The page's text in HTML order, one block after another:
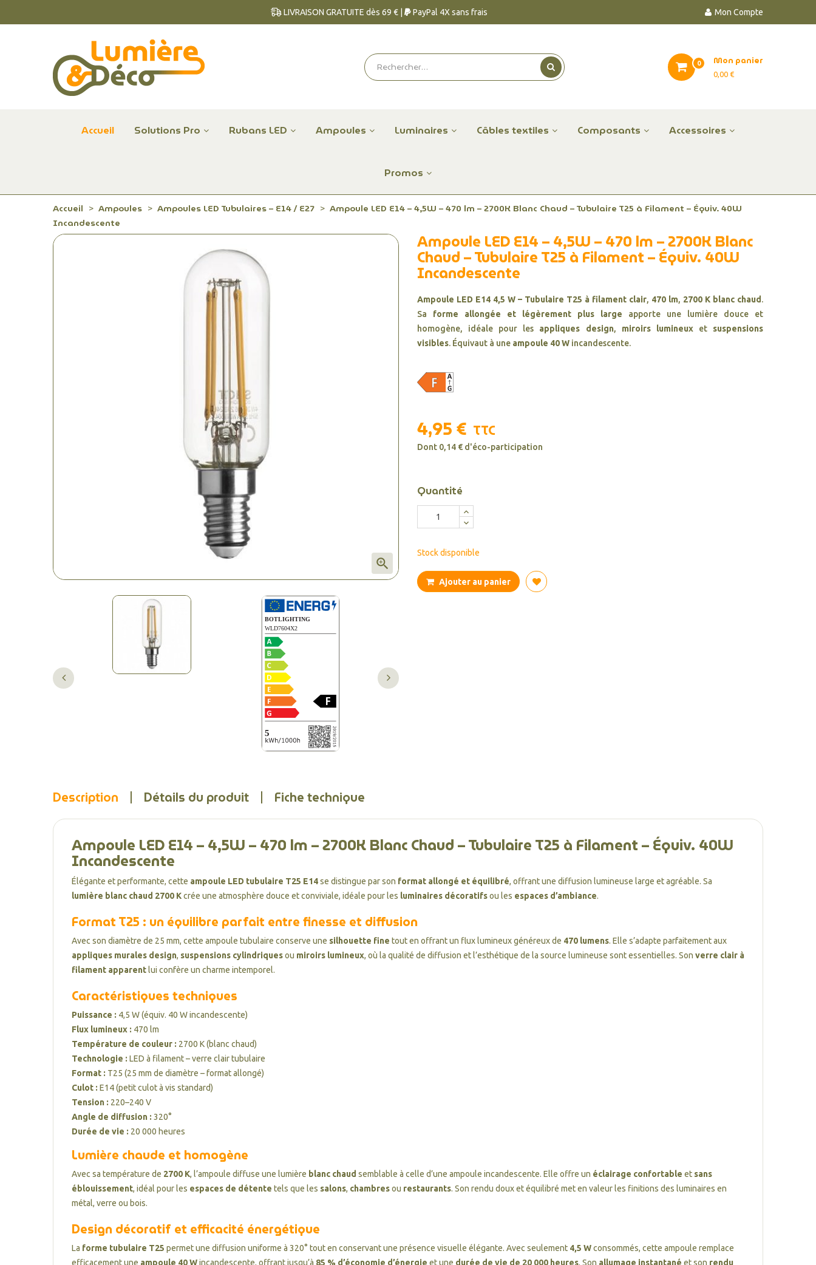
Mon Compte
LIVRAISON GRATUITE dès 69 € | PayPal 4X sans frais
Mon panier
0,00 €
0
Accueil Solutions Pro Rubans LED Ampoules Luminaires Câbles textiles Composants Accessoires
Promos
Accueil Ampoules Ampoules LED Tubulaires – E14 / E27
Ampoule LED E14 – 4,5W – 470 lm – 2700K Blanc Chaud – Tubulaire T25 à Filament – Équiv. 40W
Incandescente

Ampoule LED E14 – 4,5W – 470 lm – 2700K Blanc
Chaud – Tubulaire T25 à Filament – Équiv. 40W
Incandescente
Ampoule LED E14 4,5 W – Tubulaire T25 à filament clair, 470 lm, 2700 K blanc chaud .
Sa forme allongée et légèrement plus large apporte une lumière douce et
homogène, idéale pour les appliques design, miroirs lumineuxet suspensions
visibles. Équivaut à une ampoule 40 W incandescente.
4,95 € TTC
Dont 0,14 € d'éco-participation
Quantité
Stock disponible
Ajouter au panier
Description Détails du produit Fiche technique
Ampoule LED E14 – 4,5W – 470 lm – 2700K Blanc Chaud – Tubulaire T25 à Filament – Équiv. 40W
Incandescente
Élégante et performante, cette ampoule LED tubulaire T25 E14se distingue par son format allongé et équilibré, offrant une diffusion lumineuse large et agréable. Sa
lumière blanc chaud 2700 Kcrée une atmosphère douce et conviviale, idéale pour les luminaires décoratifsou les espaces d’ambiance.
Format T25 : un équilibre parfait entre finesse et diffusion
Avec son diamètre de 25 mm, cette ampoule tubulaire conserve une silhouette fine tout en offrant un flux lumineux généreux de 470 lumens. Elle s’adapte parfaitement aux
appliques murales design, suspensions cylindriquesou miroirs lumineux, où la qualité de diffusion et l’esthétique de la source lumineuse sont essentielles. Son verre clair à
filament apparent lui confère un charme intemporel.
Caractéristiques techniques
Puissance : 4,5 W (équiv. 40 W incandescente)
Flux lumineux : 470 lm
Température de couleur : 2700 K (blanc chaud)
Technologie : LED à filament – verre clair tubulaire
Format : T25 (25 mm de diamètre – format allongé)
Culot : E14 (petit culot à vis standard)
Tension : 220–240 V
Angle de diffusion : 320°
Durée de vie : 20 000 heures
Lumière chaude et homogène
Avec sa température de 2700 K, l’ampoule diffuse une lumière blanc chaud semblable à celle d’une ampoule incandescente. Elle offre un éclairage confortable et sans
éblouissement, idéal pour les espaces de détente tels que les salons, chambresou restaurants. Son rendu doux et équilibré met en valeur les finitions des luminaires en
métal, verre ou bois.
Design décoratif et efficacité énergétique
La forme tubulaire T25 permet une diffusion uniforme à 320° tout en conservant une présence visuelle élégante. Avec seulement 4,5 Wconsommés, cette ampoule remplace
efficacement une ampoule 40 Wincandescente, offrant jusqu’à 85 % d’économie d’énergie et une durée de vie de 20 000 heures. Son allumage instantané et son rendu